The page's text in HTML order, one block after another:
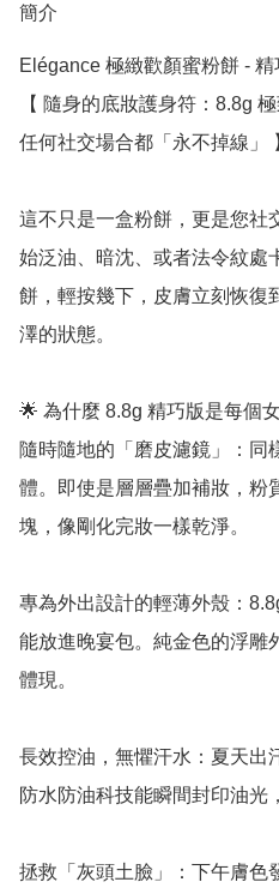
簡介
Elégance 極緻歡顏蜜粉餅 -
【 隨身的底妝護身符：8.8g
任何社交場合都「永不掉線」
這不只是一盒粉餅，更是您社
始泛油、暗沈、或者法令紋處
餅，輕按幾下，皮膚立刻恢復
澤的狀態。
🌟 為什麼 8.8g 精巧版是每個
隨時隨地的「磨皮濾鏡」：同
體。即使是層層疊加補妝，粉
塊，像剛化完妝一樣乾淨。
專為外出設計的輕薄外殼：
能放進晚宴包。純金色的浮雕
體現。
長效控油，無懼汗水：夏天出
防水防油科技能瞬間封印油光
拯救「灰頭土臉」：下午膚色